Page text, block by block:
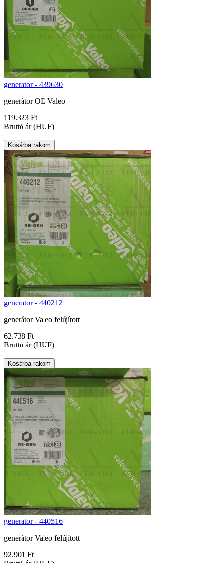
generator - 439630
generátor OE Valeo
119.323 Ft
Bruttó ár (HUF)
generator - 440212
generátor Valeo felújított
62.738 Ft
Bruttó ár (HUF)
generator - 440516
generátor Valeo felújított
92.901 Ft